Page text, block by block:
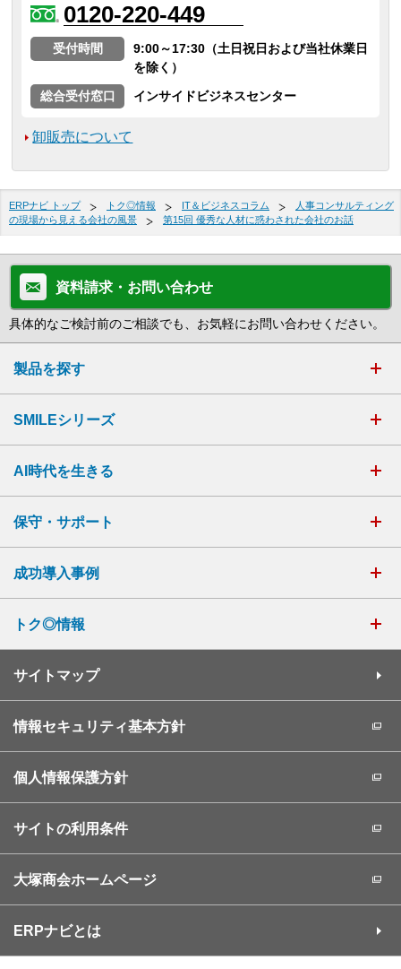
0120-220-449
受付時間
9:00～17:30（土日祝日および当社休業日
を除く）
総合受付窓口
インサイドビジネスセンター
卸販売について
ERPナビ トップ トク◎情報 IT＆ビジネスコラム
人事コンサルティング
の現場から見える会社の風景
第15回 優秀な人材に惑わされた会社のお話
資料請求・お問い合わせ
具体的なご検討前のご相談でも、お気軽にお問い合わせください。
製品を探す
SMILEシリーズ
AI時代を生きる
保守・サポート
成功導入事例
トク◎情報
サイトマップ
情報セキュリティ基本方針
個人情報保護方針
サイトの利用条件
大塚商会ホームページ
ERPナビとは